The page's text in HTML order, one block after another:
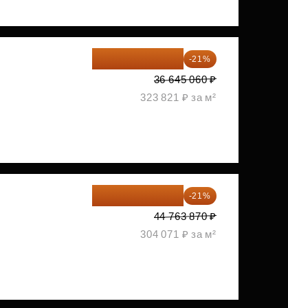
-21%
36 645 060 ₽
323 821 ₽ за м²
-21%
44 763 870 ₽
304 071 ₽ за м²